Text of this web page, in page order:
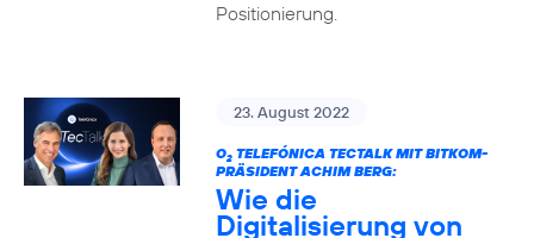
Positionierung.
23. August 2022
O2TELEFÓNICA TECTALK MIT BITKOM-
PRÄSIDENT ACHIM BERG:
Wie die
Digitalisierung von